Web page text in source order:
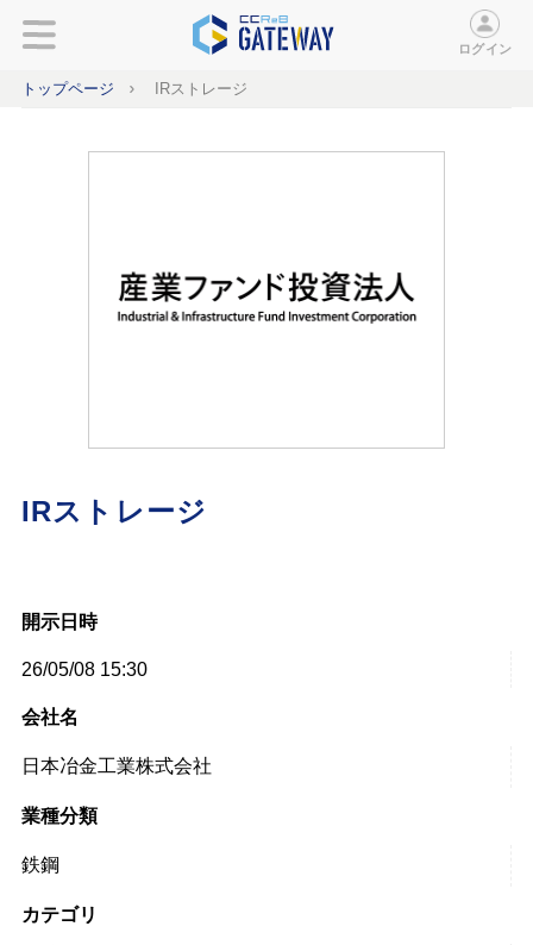
ログイン
トップページ IRストレージ
IRストレージ
開示日時
26/05/08 15:30
会社名
日本冶金工業株式会社
業種分類
鉄鋼
カテゴリ